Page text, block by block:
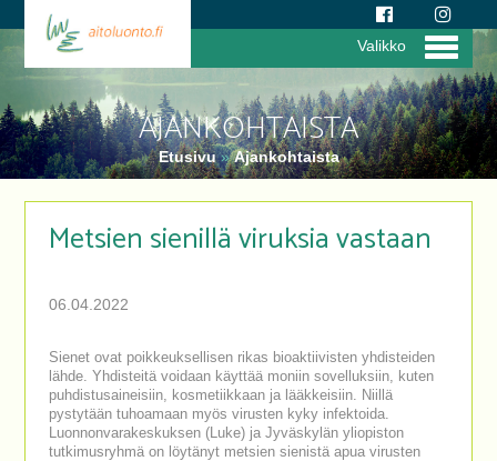
AJANKOHTAISTA
Etusivu»Ajankohtaista
Valikko
Metsien sienillä viruksia vastaan
06.04.2022
Sienet ovat poikkeuksellisen rikas bioaktiivisten yhdisteiden
lähde. Yhdisteitä voidaan käyttää moniin sovelluksiin, kuten
puhdistusaineisiin, kosmetiikkaan ja lääkkeisiin. Niillä
pystytään tuhoamaan myös virusten kyky infektoida.
Luonnonvarakeskuksen (Luke) ja Jyväskylän yliopiston
tutkimusryhmä on löytänyt metsien sienistä apua virusten